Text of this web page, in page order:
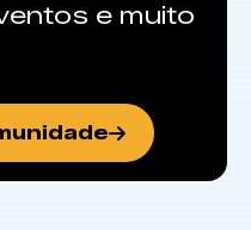
e muito